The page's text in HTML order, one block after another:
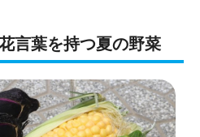
言葉を持つ夏の野菜